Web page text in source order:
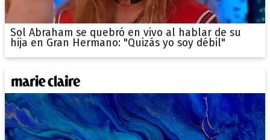
Sol Abraham se quebró en vivo al hablar de su
hija en Gran Hermano: "Quizás yo soy débil"